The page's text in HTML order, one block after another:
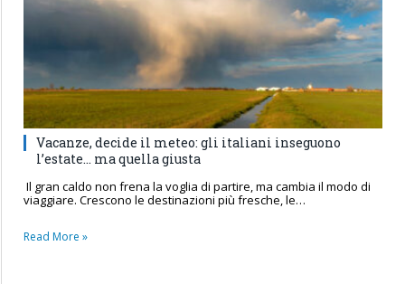
Vacanze, decide il meteo: gli italiani inseguono
l’estate… ma quella giusta
Il gran caldo non frena la voglia di partire, ma cambia il modo di
viaggiare. Crescono le destinazioni più fresche, le…
Read More »